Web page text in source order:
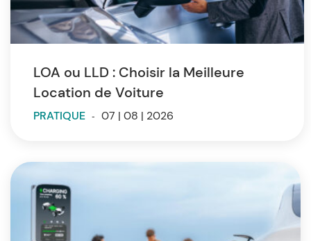
LOA ou LLD : Choisir la Meilleure
Location de Voiture
PRATIQUE - 07 | 08 | 2026